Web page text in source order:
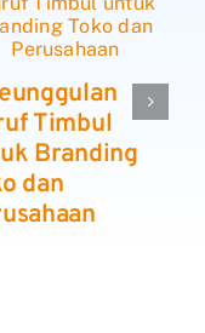
Timbul
Branding
dan